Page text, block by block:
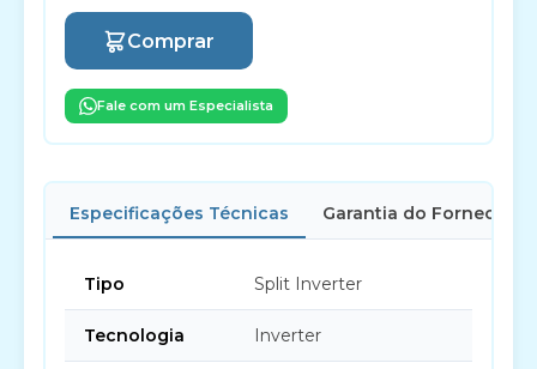
Comprar
Fale com um Especialista
Especificações Técnicas Garantia do Fornecedor
Tipo Split Inverter
Tecnologia Inverter